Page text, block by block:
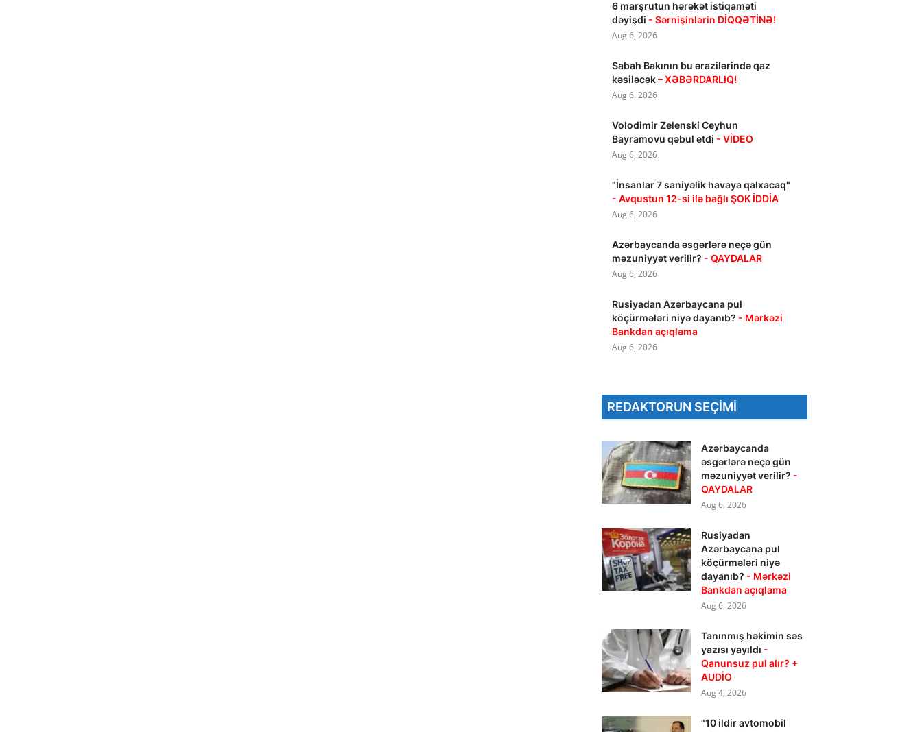
6 marşrutun hərəkət istiqaməti
dəyişdi - Sərnişinlərin DİQQƏTİNƏ!
Aug 6, 2026
Sabah Bakının bu ərazilərində qaz
kəsiləcək– XƏBƏRDARLIQ!
Aug 6, 2026
Volodimir Zelenski Ceyhun
Bayramovu qəbul etdi - VİDEO
Aug 6, 2026
"İnsanlar 7 saniyəlik havaya qalxacaq"
- Avqustun 12-si ilə bağlı ŞOK İDDİA
Aug 6, 2026
Azərbaycanda əsgərlərə neçə gün
məzuniyyət verilir? - QAYDALAR
Aug 6, 2026
Rusiyadan Azərbaycana pul
köçürmələri niyə dayanıb? - Mərkəzi
Bankdan açıqlama
Aug 6, 2026
REDAKTORUN SEÇIMI
Azərbaycanda
əsgərlərə neçə gün
məzuniyyət verilir? -
QAYDALAR
Aug 6, 2026
Rusiyadan
Azərbaycana pul
köçürmələri niyə
dayanıb? - Mərkəzi
Bankdan açıqlama
Aug 6, 2026
Tanınmış həkimin səs
yazısı yayıldı -
Qanunsuz pul alır? +
AUDİO
Aug 4, 2026
"10 ildir avtomobil